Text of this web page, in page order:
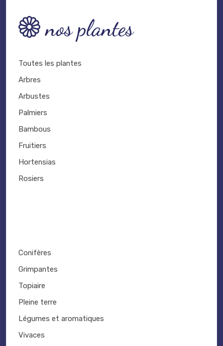
nos plantes
Toutes les plantes
Arbres
Arbustes
Palmiers
Bambous
Fruitiers
Hortensias
Rosiers
Conifères
Grimpantes
Topiaire
Pleine terre
Légumes et aromatiques
Vivaces